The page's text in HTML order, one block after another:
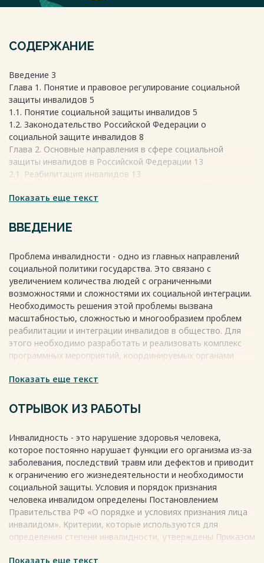
СОДЕРЖАНИЕ
Введение 3
Глава 1. Понятие и правовое регулирование социальной
защиты инвалидов 5
1.1. Понятие социальной защиты инвалидов 5
1.2. Законодательство Российской Федерации о
социальной защите инвалидов 8
Глава 2. Основные направления в сфере социальной
защиты инвалидов в Российской Федерации 13
2.1. Реабилитация инвалидов 13
Заключение 21
Весь текст будет доступен
Показать еще текст
ВВЕДЕНИЕ
Проблема инвалидности - одно из главных направлений
социальной политики государства. Это связано с
увеличением количества людей с ограниченными
возможностями и сложностями их социальной интеграции.
Необходимость решения этой проблемы вызвана
масштабностью, сложностью и многообразием проблем
реабилитации и интеграции инвалидов в общество. Для
этого необходимо разработать и реализовать комплекс
программных мероприятий, координируемых органами
Весь текст будет доступен
Показать еще текст
ОТРЫВОК ИЗ РАБОТЫ
Инвалидность - это нарушение здоровья человека,
которое постоянно нарушает функции его организма из-за
заболевания, последствий травм или дефектов и приводит
к ограничению его жизнедеятельности и необходимости
социальной защиты. Условия и порядок признания
человека инвалидом определены Постановлением
Правительства РФ «О порядке и условиях признания лица
инвалидом». Критерии, которые используются для
определения степени инвалидности, утверждены Приказом
Показать еще текст